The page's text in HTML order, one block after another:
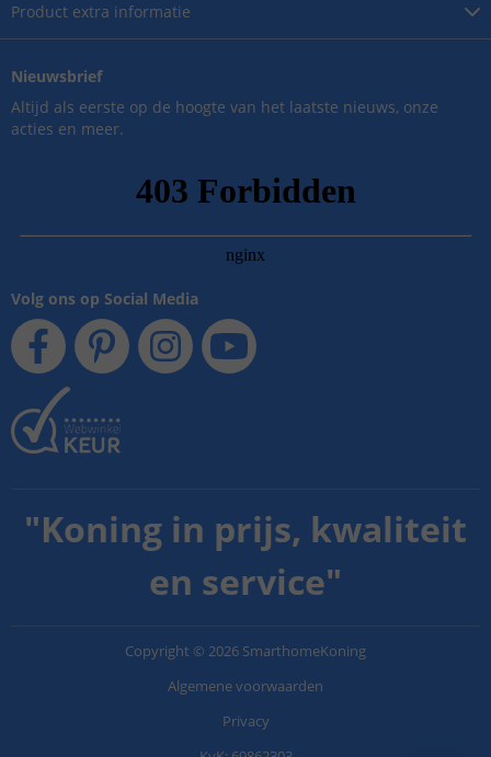
Product extra informatie
Nieuwsbrief
Altijd als eerste op de hoogte van het laatste nieuws, onze
acties en meer.
Volg ons op Social Media
"Koning in prijs, kwaliteit
en service"
Copyright © 2026 SmarthomeKoning
Algemene voorwaarden
Privacy